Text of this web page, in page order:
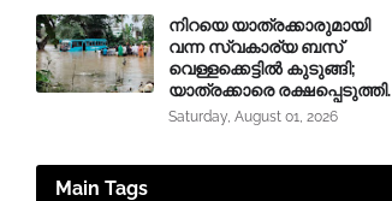
നിറയെ യാത്രക്കാരുമായി
വന്ന സ്വകാര്യ ബസ്
വെള്ളക്കെട്ടിൽ കുടുങ്ങി;
യാത്രക്കാരെ രക്ഷപ്പെടുത്തി.
Saturday, August 01, 2026
Main Tags